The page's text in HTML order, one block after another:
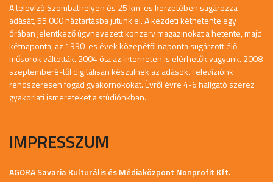
A televízó Szombathelyen és 25 km-es körzetében sugározza
adását, 55.000 háztartásba jutunk el. A kezdeti kéthetente egy
órában jelentkező úgynevezett konzerv magazinokat a hetente, majd
kétnaponta, az 1990-es évek közepétől naponta sugárzott élő
műsorok váltották. 2004 óta az interneten is elérhetők vagyunk. 2008
szeptemberé-től digitálisan készülnek az adások. Televíziónk
rendszeresen fogad gyakornokokat. Évről évre 4-6 hallgató szerez
gyakorlati ismereteket a stúdiónkban.
IMPRESSZUM
AGORA Savaria Kulturális és Médiaközpont Nonprofit Kft.